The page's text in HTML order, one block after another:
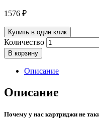
1576 ₽
Купить в один клик
Количество
В корзину
Описание
Описание
Почему у нас картриджи не